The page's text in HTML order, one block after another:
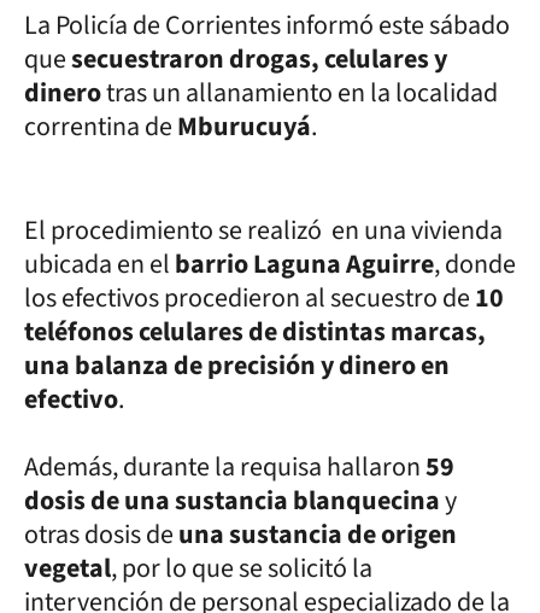
La Policía de Corrientes informó este sábado
quesecuestraron drogas, celulares y
dinerotras un allanamiento en la localidad
correntina deMburucuyá.
El procedimiento se realizó en una vivienda
ubicada en elbarrio Laguna Aguirre, donde
los efectivos procedieron al secuestro de10
teléfonos celulares de distintas marcas,
una balanza de precisión y dinero en
efectivo.
Además, durante la requisa hallaron59
dosis de una sustancia blanquecinay
otras dosis deuna sustancia de origen
vegetal, por lo que se solicitó la
intervención de personal especializado de la